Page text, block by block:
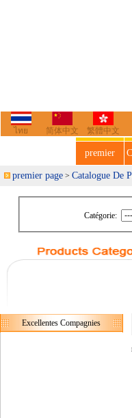
ไทย 简体中文 繁體中文
premier
premier page > Catalogue De
Catégorie:
Excellentes Compagnies